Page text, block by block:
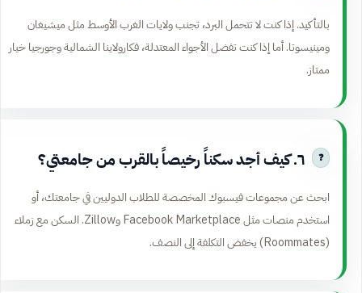
بالتأكيد. إذا كنت لا تتحمل البرد، تجنب ولايات الغرب الأوسط مثل ميشيغان
ومينيسوتا. أما إذا كنت تفضل الأجواء المعتدلة، فكارولاينا الشمالية وجورجيا خيار
ممتاز.
٦. كيف أجد سكناً رخيصاً بالقرب من جامعتي؟
ابحث عن مجموعات فيسبوك المخصصة للطلاب الدوليين في جامعتك، أو
استخدم منصات مثل Facebook Marketplace وZillow. السكن مع زملاء
(Roommates) يخفض التكلفة إلى النصف.